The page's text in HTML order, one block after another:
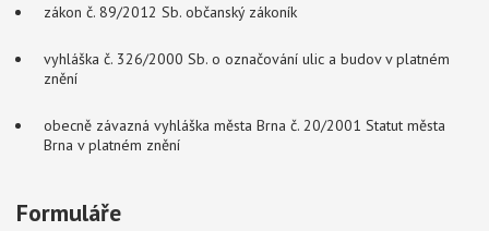
zákon č. 89/2012 Sb. občanský zákoník
vyhláška č. 326/2000 Sb. o označování ulic a budov v platném
znění
obecně závazná vyhláška města Brna č. 20/2001 Statut města
Brna v platném znění
Formuláře